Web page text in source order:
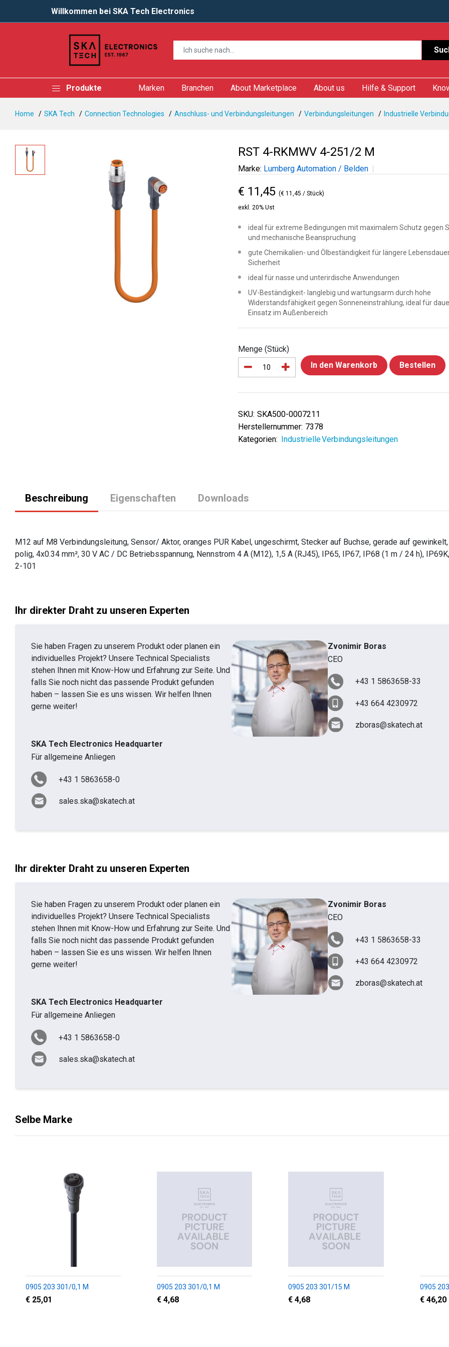
Willkommen bei SKA Tech Electronics
Produkte Marken Branchen About Marketplace About us Hilfe & Support
Home SKA Tech Connection Technologies Anschluss- und Verbindungsleitungen Verbindungsleitungen Industrielle
RST 4-RKMWV 4-251/2 M
Marke: Lumberg Automation / Belden
€ 11,45 (€ 11,45 / Stück)
exkl. 20% Ust
ideal für extreme Bedingungen mit maximalem Schutz gegen
und mechanische Beanspruchung
gute Chemikalien- und Ölbeständigkeit für längere
Sicherheit
ideal für nasse und unterirdische Anwendungen
UV-Beständigkeit- langlebig und wartungsarm durch hohe
Widerstandsfähigkeit gegen Sonneneinstrahlung, ideal für
Einsatz im Außenbereich
Menge (Stück)
In den Warenkorb
Bestellen
SKU: SKA500-0007211
Herstellernummer: 7378
Kategorien: Industrielle Verbindungsleitungen
Beschreibung Eigenschaften Downloads
M12 auf M8 Verbindungsleitung, Sensor/ Aktor, oranges PUR Kabel, ungeschirmt, Stecker auf Buchse, gerade auf
polig, 4x0.34 mm², 30 V AC / DC Betriebsspannung, Nennstrom 4 A (M12), 1,5 A (RJ45), IP65, IP67, IP68 (1 m / 24 h),
2-101
Ihr direkter Draht zu unseren Experten
Sie haben Fragen zu unserem Produkt oder planen ein
individuelles Projekt? Unsere Technical Specialists
stehen Ihnen mit Know-How und Erfahrung zur Seite. Und
falls Sie noch nicht das passende Produkt gefunden
haben – lassen Sie es uns wissen. Wir helfen Ihnen
gerne weiter!
Zvonimir Boras
CEO
+43 1 5863658-33
+43 664 4230972
zboras@skatech.at
SKA Tech Electronics Headquarter
Für allgemeine Anliegen
+43 1 5863658-0
sales.ska@skatech.at
Ihr direkter Draht zu unseren Experten
Sie haben Fragen zu unserem Produkt oder planen ein
individuelles Projekt? Unsere Technical Specialists
stehen Ihnen mit Know-How und Erfahrung zur Seite. Und
falls Sie noch nicht das passende Produkt gefunden
haben – lassen Sie es uns wissen. Wir helfen Ihnen
gerne weiter!
Zvonimir Boras
CEO
+43 1 5863658-33
+43 664 4230972
zboras@skatech.at
SKA Tech Electronics Headquarter
Für allgemeine Anliegen
+43 1 5863658-0
sales.ska@skatech.at
Selbe Marke
0905 203 301/0,1 M
€ 25,01
0905 203 301/0,1 M
€ 4,68
0905 203 301/15 M
€ 4,68
0905
€ 46,20